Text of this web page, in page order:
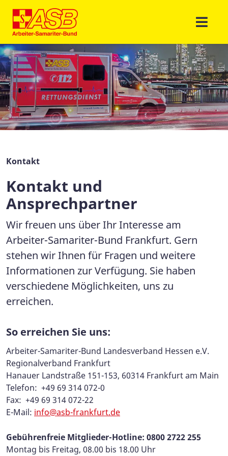
Kontakt
Kontakt und
Ansprechpartner
Wir freuen uns über Ihr Interesse am
Arbeiter-Samariter-Bund Frankfurt. Gern
stehen wir Ihnen für Fragen und weitere
Informationen zur Verfügung. Sie haben
verschiedene Möglichkeiten, uns zu
erreichen.
So erreichen Sie uns:
Arbeiter-Samariter-Bund Landesverband Hessen e.V.
Regionalverband Frankfurt
Hanauer Landstraße 151-153, 60314 Frankfurt am Main
Telefon: +49 69 314 072-0
Fax: +49 69 314 072-22
E-Mail: info@asb-frankfurt.de
Gebührenfreie Mitglieder-Hotline: 0800 2722 255
Montag bis Freitag, 08.00 bis 18.00 Uhr